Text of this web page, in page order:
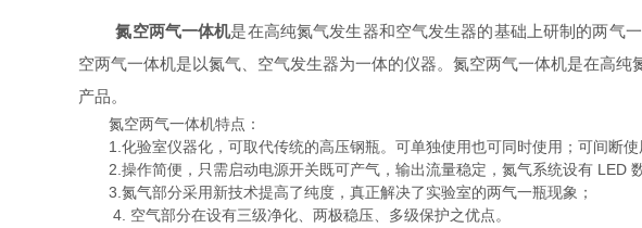
氮空两气一体机是在高纯氮气发生器和空气发生器的基础上研制的两气
空两气一体机是以氮气、空气发生器为一体的仪器。氮空两气一体机是在高
产品。
氮空两气一体机特点：
1.化验室仪器化，可取代传统的高压钢瓶。可单独使用也可同时使用；可间断使
2.操作简便，只需启动电源开关既可产气，输出流量稳定，氮气系统设有 LED 数
3.氮气部分采用新技术提高了纯度，真正解决了实验室的两气一瓶现象；
4. 空气部分在设有三级净化、两极稳压、多级保护之优点。